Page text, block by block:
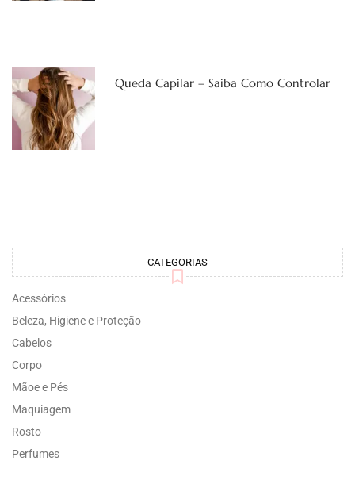
Queda Capilar – Saiba Como Controlar
CATEGORIAS
Acessórios
Beleza, Higiene e Proteção
Cabelos
Corpo
Mãoe e Pés
Maquiagem
Rosto
Perfumes